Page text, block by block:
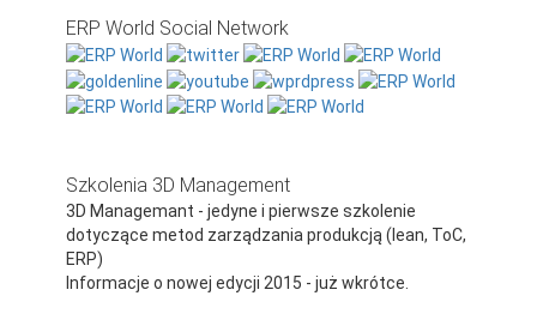
ERP World Social Network
Szkolenia 3D Management
3D Managemant - jedyne i pierwsze szkolenie
dotyczące metod zarządzania produkcją (lean, ToC,
ERP)
Informacje o nowej edycji 2015 - już wkrótce.